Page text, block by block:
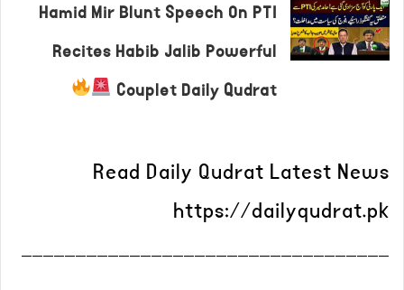
Hamid Mir Blunt Speech On PTI
Recites Habib Jalib Powerful
Couplet Daily Qudrat
Read Daily Qudrat Latest News
https://dailyqudrat.pk
__________________________________